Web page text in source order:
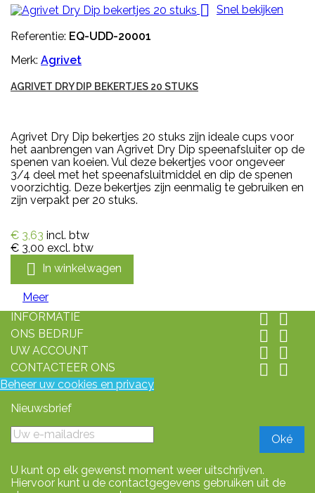
 Snel bekijken
Referentie: EQ-UDD-20001
Merk: Agrivet
AGRIVET DRY DIP BEKERTJES 20 STUKS
Agrivet Dry Dip bekertjes 20 stuks zijn ideale cups voor
het aanbrengen van Agrivet Dry Dip speenafsluiter op de
spenen van koeien. Vul deze bekertjes voor ongeveer
3/4 deel met het speenafsluitmiddel en dip de spenen
voorzichtig. Deze bekertjes zijn eenmalig te gebruiken en
zijn verpakt per 20 stuks.
€ 3,63 incl. btw
€ 3,00 excl. btw
 In winkelwagen
Meer
INFORMATIE
 
ONS BEDRIJF  
UW ACCOUNT  
CONTACTEER ONS  
Beheer uw cookies en privacy
Nieuwsbrief
U kunt op elk gewenst moment weer uitschrijven.
Hiervoor kunt u de contactgegevens gebruiken uit de